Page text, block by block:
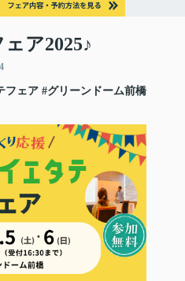
ア2025♪
フェア #グリーンドーム前橋